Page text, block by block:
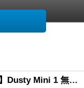
開箱｜【KOCA科卡】Dusty Mini 1 無線手持吸塵器